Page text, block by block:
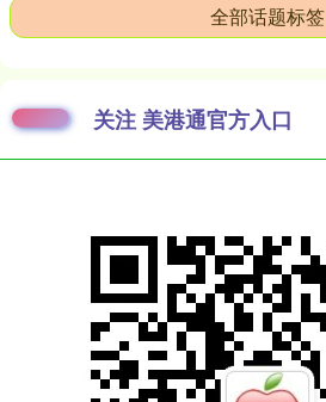
全部话题标签
关注 美港通官方入口